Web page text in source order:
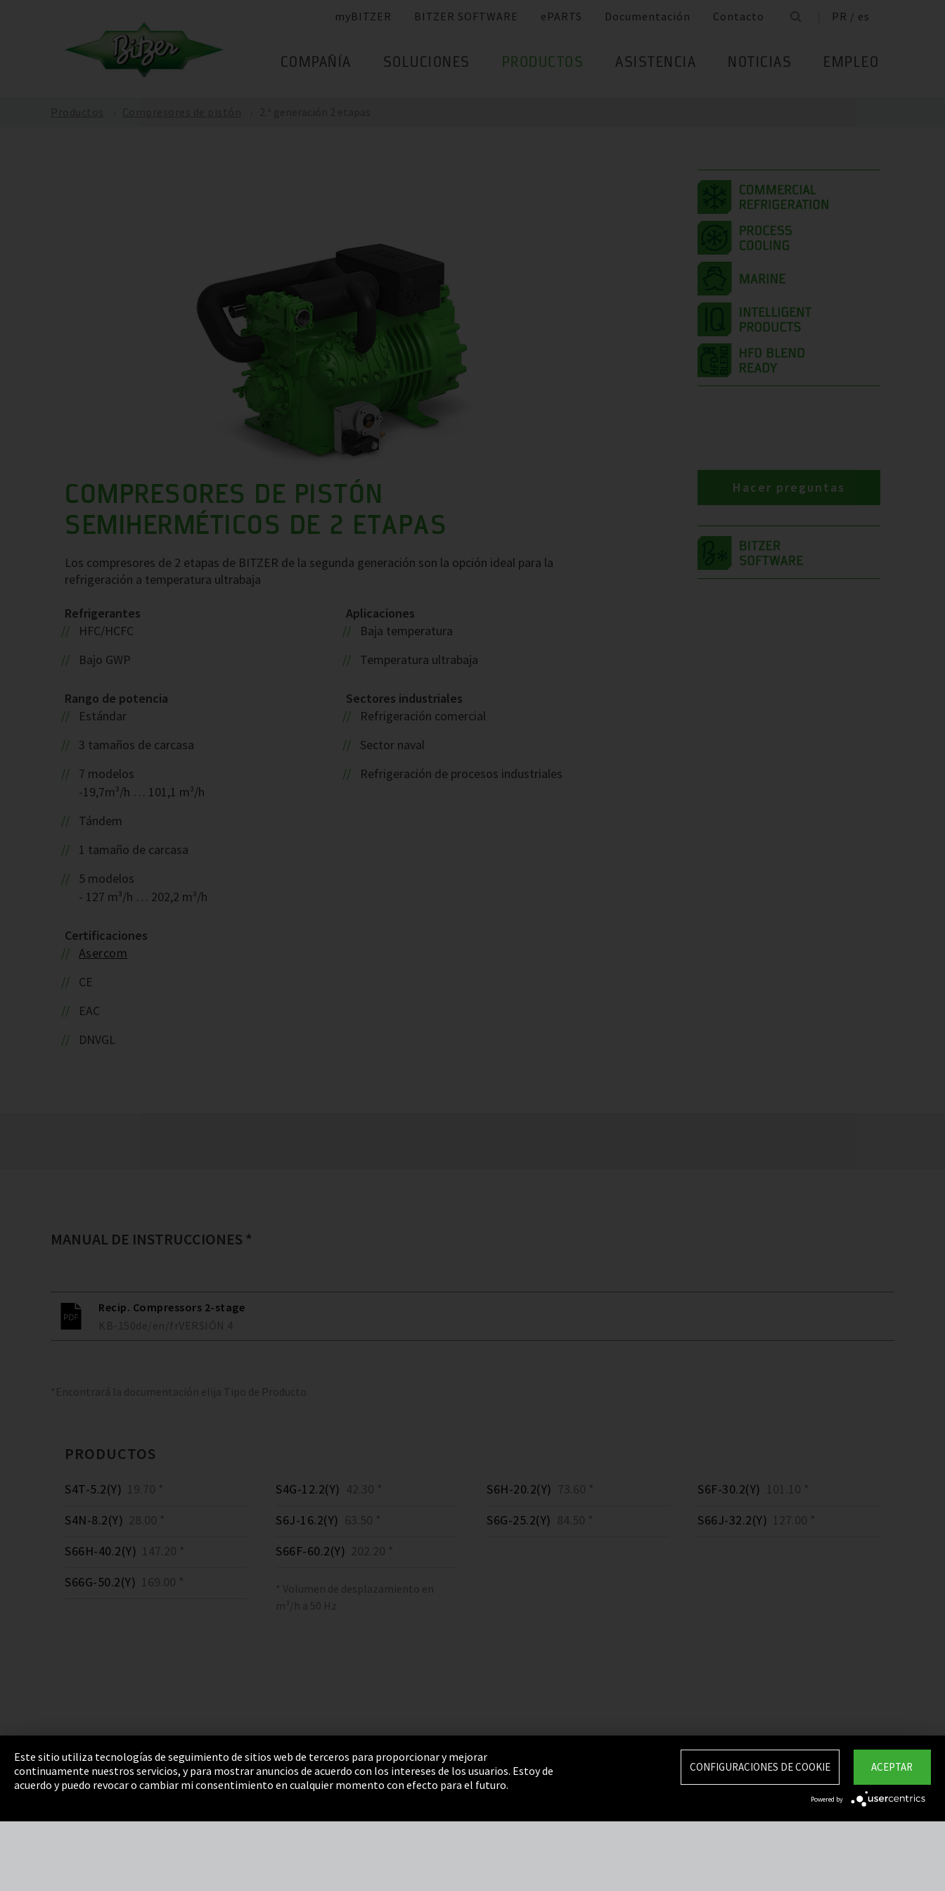
myBITZER BITZER SOFTWARE ePARTS Documentación Contacto PR / es
COMPAÑÍA SOLUCIONES PRODUCTOS ASISTENCIA NOTICIAS EMPLEO
COMPRESORES DE PISTÓN
SEMIHERMÉTICOS DE 2 ETAPAS
Los compresores de 2 etapas de BITZER de la segunda generación son la opción ideal para la
refrigeración a temperatura ultrabaja
Refrigerantes
HFC/HCFC
Bajo GWP
Rango de potencia
Estándar
3 tamaños de carcasa
7 modelos
-19,7m³/h … 101,1 m³/h
Tándem
1 tamaño de carcasa
5 modelos
- 127 m³/h … 202,2 m³/h
Certificaciones
Asercom
CE
EAC
DNVGL
Aplicaciones
Baja temperatura
Temperatura ultrabaja
Sectores industriales
Refrigeración comercial
Sector naval
Refrigeración de procesos industriales
Hacer preguntas
MANUAL DE INSTRUCCIONES *
Recip. Compressors 2-stage
KB-150de/en/fr VERSIÓN 4
*Encontrará la documentación elija Tipo de Producto
PRODUCTOS
S4T-5.2(Y) 19.70 *
S4N-8.2(Y) 28.00 *
S4G-12.2(Y) 42.30 *
S6J-16.2(Y) 63.50 *
S6H-20.2(Y) 73.60 *
S6G-25.2(Y) 84.50 *
S6F-30.2(Y) 101.10 *
S66J-32.2(Y) 127.00 *
S66H-40.2(Y) 147.20 *
S66G-50.2(Y) 169.00 *
S66F-60.2(Y) 202.20 *
* Volumen de desplazamiento en
m³/h a 50 Hz
Pie de imprenta Política de privacidad Cookie Settings Términos y Condiciones
Este sitio utiliza tecnologías de seguimiento de sitios web de terceros para proporcionar y mejorar
continuamente nuestros servicios, y para mostrar anuncios de acuerdo con los intereses de los usuarios. Estoy de
acuerdo y puedo revocar o cambiar mi consentimiento en cualquier momento con efecto para el futuro.
ACEPTAR
CONFIGURACIONES DE COOKIE
Powered by